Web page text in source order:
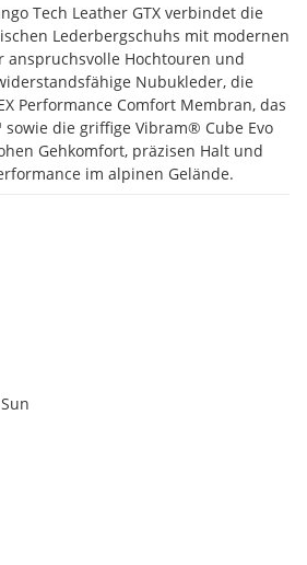
Tech Leather GTX verbindet die
Lederbergschuhs mit modernen
anspruchsvolle Hochtouren und
Nubukleder, die
Performance Comfort Membran, das
sowie die griffige Vibram® Cube Evo
Gehkomfort, präzisen Halt und
im alpinen Gelände.